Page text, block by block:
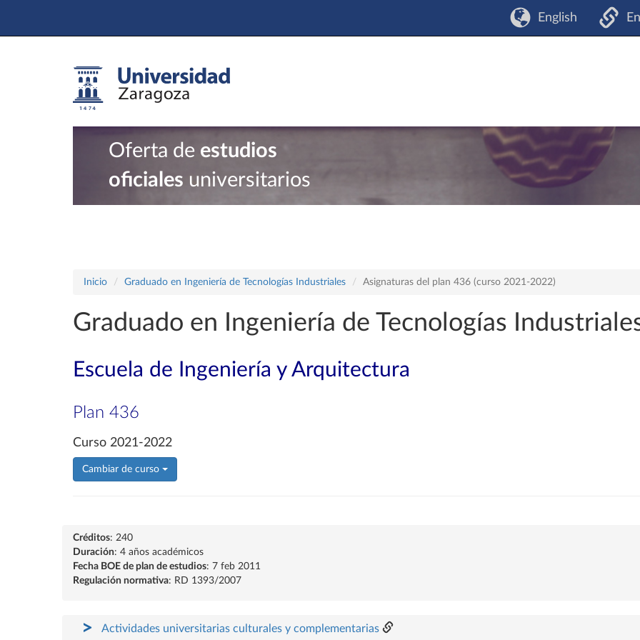
English
Oferta de estudios
oficiales universitarios
Inicio Graduado en Ingeniería de Tecnologías Industriales Asignaturas del plan 436 (curso 2021-2022)
Graduado en Ingeniería de Tecnologías
Escuela de Ingeniería y Arquitectura
Plan 436
Curso 2021-2022
Cambiar de curso
Créditos: 240
Duración: 4 años académicos
Fecha BOE de plan de estudios: 7 feb 2011
Regulación normativa: RD 1393/2007
Actividades universitarias culturales y complementarias